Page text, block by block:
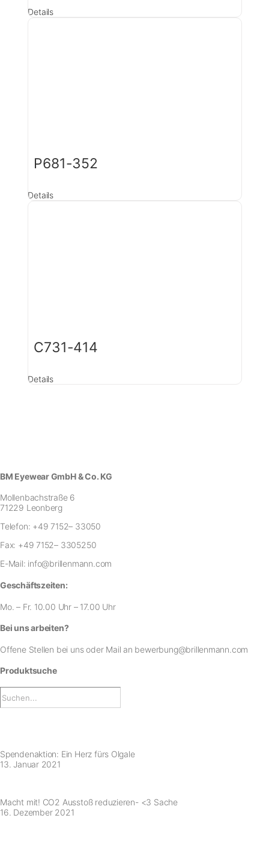
Details
P681-352
Details
C731-414
Details
BM Eyewear GmbH & Co. KG
Mollenbachstraße 6
71229 Leonberg
Telefon: +49 7152– 33050
Fax: +49 7152– 3305250
E-Mail: info@brillenmann.com
Geschäftszeiten:
Mo. – Fr. 10.00 Uhr – 17.00 Uhr
Bei uns arbeiten?
Offene Stellen bei unsoder Mail an bewerbung@brillenmann.com
Produktsuche
Spendenaktion: Ein Herz fürs Olgale
13. Januar 2021
Macht mit! CO2 Ausstoß reduzieren- <3 Sache
16. Dezember 2021